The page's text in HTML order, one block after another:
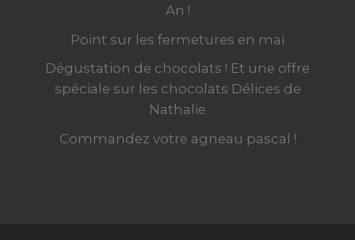
An !
Point sur les fermetures en mai
Dégustation de chocolats ! Et une offre
spéciale sur les chocolats Délices de
Nathalie
Commandez votre agneau pascal !